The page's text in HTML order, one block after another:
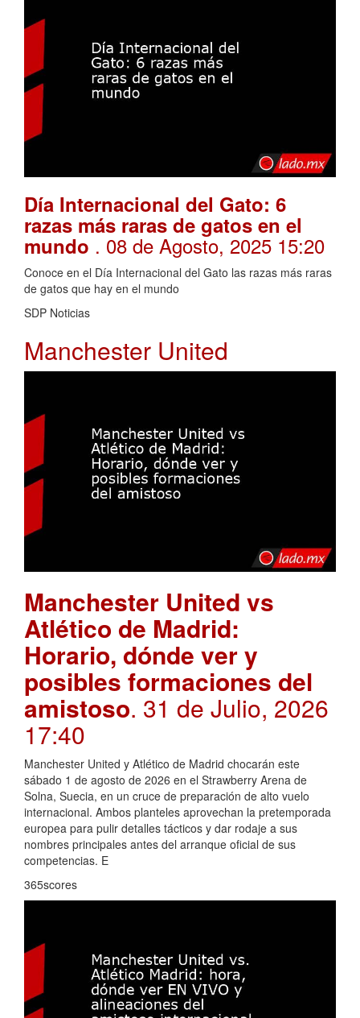
Día Internacional del Gato: 6
razas más raras de gatos en el
mundo . 08 de Agosto, 2025 15:20
Conoce en el Día Internacional del Gato las razas más raras
de gatos que hay en el mundo
SDP Noticias
Manchester United
Manchester United vs
Atlético de Madrid:
Horario, dónde ver y
posibles formaciones del
amistoso. 31 de Julio, 2026
17:40
Manchester United y Atlético de Madrid chocarán este
sábado 1 de agosto de 2026 en el Strawberry Arena de
Solna, Suecia, en un cruce de preparación de alto vuelo
internacional. Ambos planteles aprovechan la pretemporada
europea para pulir detalles tácticos y dar rodaje a sus
nombres principales antes del arranque oficial de sus
competencias. E
365scores